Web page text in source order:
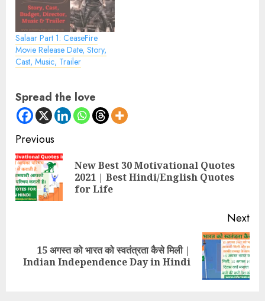
Salaar Part 1: CeaseFire
Movie Release Date, Story,
Cast, Music, Trailer
Spread the love
Continue
Reading
Previous
New Best 30 Motivational Quotes
2021 | Best Hindi/English Quotes
for Life
Next
Next
post:
15 अगस्त को भारत को स्वतंत्रता कैसे मिली |
Indian Independence Day in Hindi